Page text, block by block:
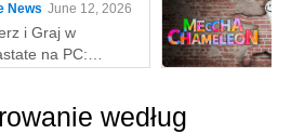
News June 12, 2026
i Graj w
na PC:
według